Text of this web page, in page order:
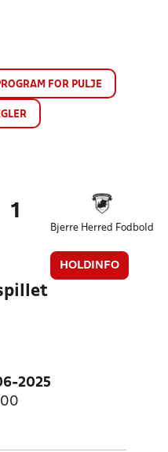
FOR PULJE
1
Bjerre Herred Fodbold
HOLDINFO
2025